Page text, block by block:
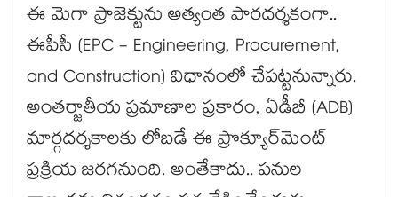
ఈ మెగా ప్రాజెక్టును అత్యంత పారదర్శకంగా..
ఈపీసీ (EPC - Engineering, Procurement,
and Construction) విధానంలో చేపట్టనున్నారు.
అంతర్జాతీయ ప్రమాణాల ప్రకారం, ఏడీబీ (ADB)
మార్గదర్శకాలకు లోబడే ఈ ప్రొక్యూర్‌మెంట్
ప్రక్రియ జరగనుంది. అంతేకాదు.. పనుల